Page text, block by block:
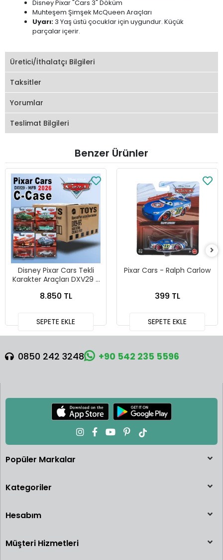
Disney Pixar "Cars 3" Döküm
Muhteşem Şimşek McQueen Araçları
Uyarı:3 Yaş üstü çocuklar için uygundur. Küçük
parçalar içerir.
Üretici/İthalatçı Bilgileri
Taksitler
Yorumlar
Teslimat Bilgileri
Benzer Ürünler
Disney Pixar Cars Tekli
Karakter Araçları DXV29 -
8.850 TL
SEPETE EKLE
Pixar Cars - Ralph Carlow
399 TL
SEPETE EKLE
0850 242 3248 +90 542 235 5596
Popüler Markalar
Kategoriler
Hesabım
Müşteri Hizmetleri